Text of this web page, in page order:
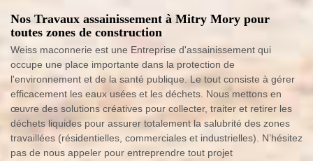
Nos Travaux assainissement à Mitry Mory pour
toutes zones de construction
Weiss maconnerie est une Entreprise d'assainissement qui
occupe une place importante dans la protection de
l'environnement et de la santé publique. Le tout consiste à gérer
efficacement les eaux usées et les déchets. Nous mettons en
œuvre des solutions créatives pour collecter, traiter et retirer les
déchets liquides pour assurer totalement la salubrité des zones
travaillées (résidentielles, commerciales et industrielles). N’hésitez
pas de nous appeler pour entreprendre tout projet